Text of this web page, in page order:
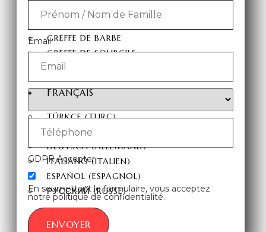
GREFFE DE CHEVEUX
GREFFE DE BARBE
GREFFE DE SOURCILS
FRANÇAIS
TÜRKÇE(TURC)
ENGLISH(ANGLAIS
DEUTSCH(ALLEMAND)
ITALIANO(ITALIEN)
ESPAÑOL (ESPAGNOL)
РУССКИЙ(RUSSE)
Email
GDPR Accepter
En soumettant le formulaire, vous acceptez
notre politique de confidentialité.
ENVOYER